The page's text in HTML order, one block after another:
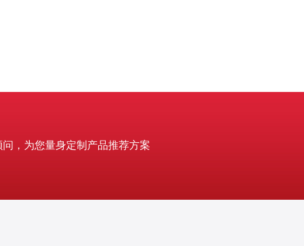
，为您量身定制产品推荐方案